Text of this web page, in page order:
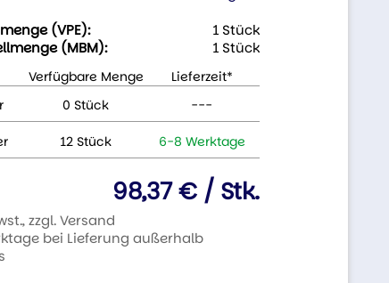
(VPE):
1 Stück
(MBM):
1 Stück
Verfügbare Menge
Lieferzeit*
0 Stück ---
12 Stück 6-8 Werktage
98,37 € / Stk.
zzgl. Versand
bei Lieferung außerhalb